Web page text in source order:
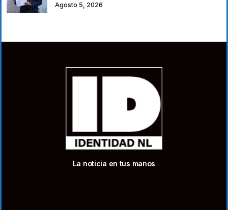
Agosto 5, 2026
La noticia en tus manos